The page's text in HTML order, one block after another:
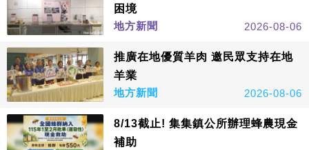
困境
地方新聞
2026-08-06
推廣在地優質羊肉 邀民眾支持在地
羊業
地方新聞
2026-08-06
8/13截止! 集集鎮公所辦理蜂農現金
補助